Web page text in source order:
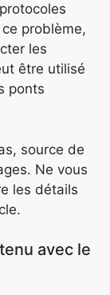
problème,
les
être utilisé
ponts
source de
Ne vous
les détails
avec le